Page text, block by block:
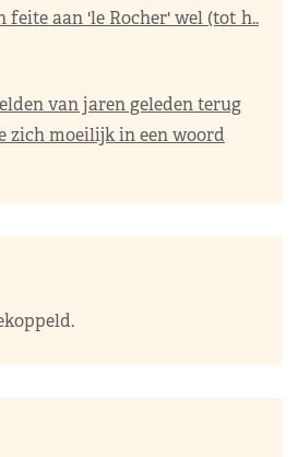
feite aan 'le Rocher' wel (tot h..
van jaren geleden terug
zich moeilijk in een woord